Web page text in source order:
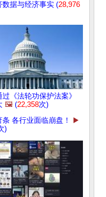
数据与经济事实 (28,976
《法轮功保护法案》
🖼️ (22,358次)
条 各行业面临崩盘！
▶️
)